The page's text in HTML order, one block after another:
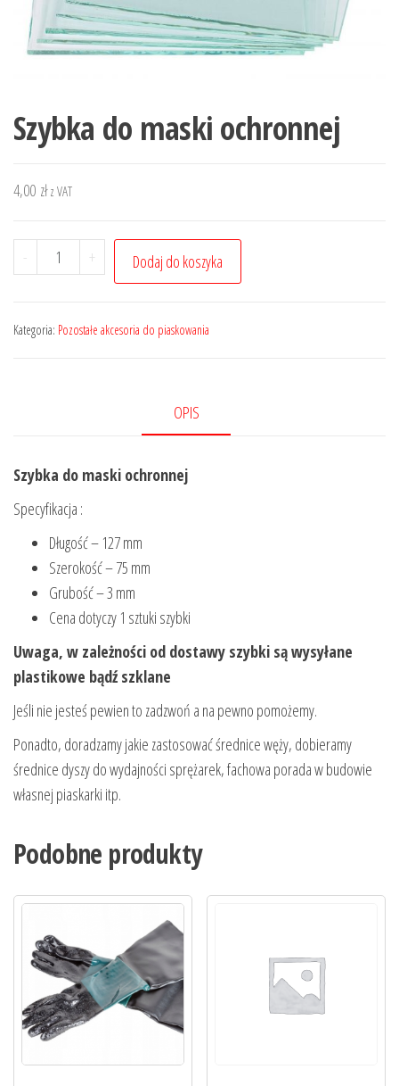
Szybka do maski ochronnej
4,00 zł z VAT
-
ilość
Szybka
maski
+ Dodaj do koszyka
Kategoria: Pozostałe akcesoria do piaskowania
OPIS
Szybka do maski ochronnej
Specyfikacja :
Długość – 127 mm
Szerokość – 75 mm
Grubość – 3 mm
Cena dotyczy 1 sztuki szybki
Uwaga, w zależności od dostawy szybki są wysyłane
plastikowe bądź szklane
Jeśli nie jesteś pewien to zadzwoń a na pewno pomożemy.
Ponadto, doradzamy jakie zastosować średnice węży, dobieramy
średnice dyszy do wydajności sprężarek, fachowa porada w budowie
własnej piaskarki itp.
Podobne produkty